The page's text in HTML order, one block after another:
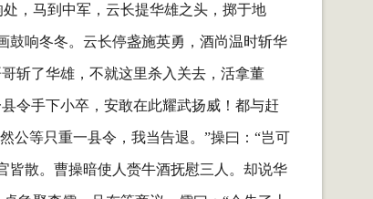
，马到中军，云长提华雄之头，掷于地
鼓响冬冬。云长停盏施英勇，酒尚温时斩华
斩了华雄，不就这里杀入关去，活拿董
令手下小卒，安敢在此耀武扬威！都与赶
公等只重一县令，我当告退。”操曰：“岂可
皆散。曹操暗使人赍牛酒抚慰三人。却说华